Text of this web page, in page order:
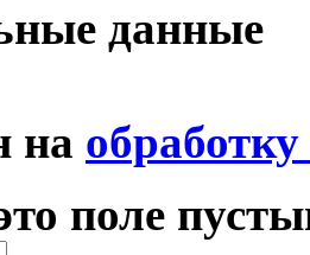
данные
на
поле